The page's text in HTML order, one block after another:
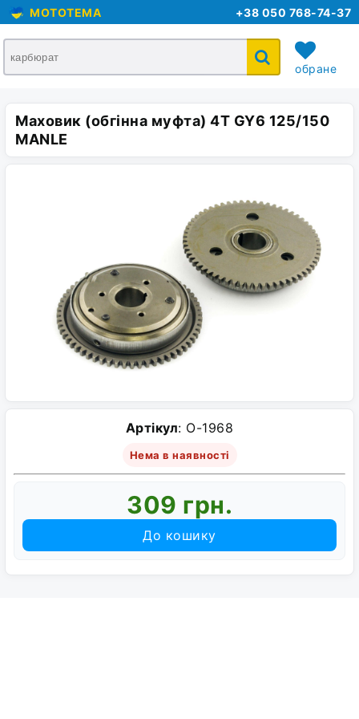
MOTOTEMA +38 050 768-74-37
обране
кошик
Маховик (обгінна муфта) 4T GY6 125/150
MANLE
Артікул: O-1968
Нема в наявності
309 грн.
До кошику